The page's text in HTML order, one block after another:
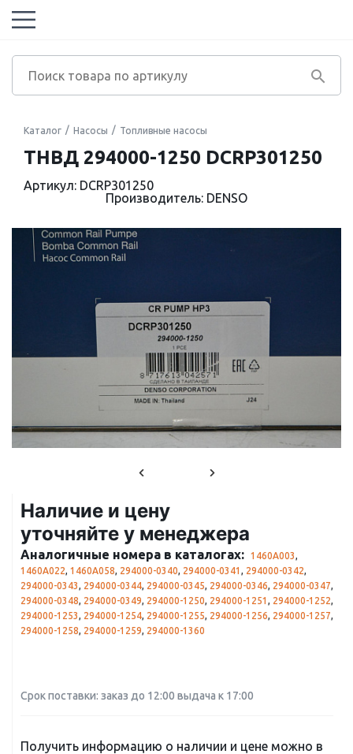
Каталог Насосы Топливные насосы
ТНВД 294000-1250 DCRP301250
Артикул: DCRP301250
Производитель: DENSO
Наличие и цену
уточняйте у менеджера
Аналогичные номера в каталогах: 1460A003,
1460A022, 1460A058, 294000-0340, 294000-0341 , 294000-0342,
294000-0343, 294000-0344, 294000-0345, 294000-0346, 294000-0347,
294000-0348, 294000-0349, 294000-1250, 294000-1251 , 294000-1252,
294000-1253, 294000-1254, 294000-1255, 294000-1256, 294000-1257,
294000-1258, 294000-1259, 294000-1360
Срок поставки: заказ до 12:00 выдача к 17:00
Получить информацию о наличии и цене можно в